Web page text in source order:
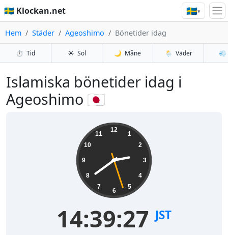
🇸🇪 Klockan.net 🇸🇪▾
Hem Städer Ageoshimo Bönetider idag
⏱️ Tid ☀️ Sol 🌙 Måne 🌦️ Väder 💨
Islamiska bönetider idag i
Ageoshimo 🇯🇵
12
1
2
3
4
5
6
7
8
9
10
11
14:39:27 JST